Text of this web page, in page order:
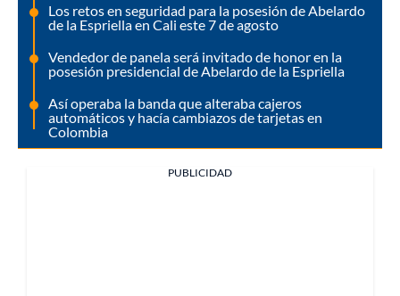
Los retos en seguridad para la posesión de Abelardo
de la Espriella en Cali este 7 de agosto
Vendedor de panela será invitado de honor en la
posesión presidencial de Abelardo de la Espriella
Así operaba la banda que alteraba cajeros
automáticos y hacía cambiazos de tarjetas en
Colombia
PUBLICIDAD